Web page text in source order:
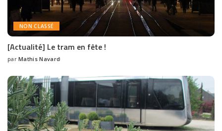
NON CLASSÉ
[Actualité] Le tram en fête !
par Mathis Navard